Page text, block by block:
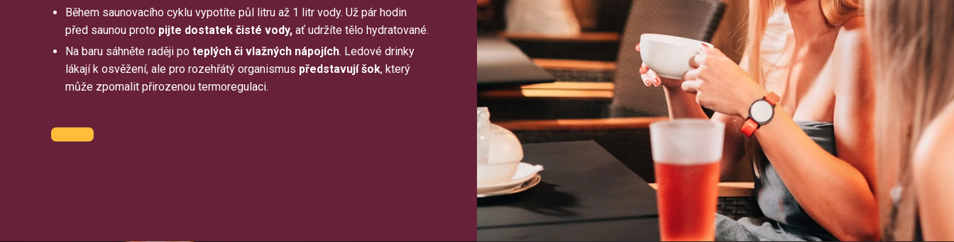
Během saunovacího cyklu vypotíte půl litru až 1 litr vody. Už pár hodin
před saunou proto pijte dostatek čisté vody, ať udržíte tělo hydratované.
Na baru sáhněte raději po teplých či vlažných nápojích. Ledové drinky
lákají k osvěžení, ale pro rozehřátý organismus představují šok, který
může zpomalit přirozenou termoregulaci.